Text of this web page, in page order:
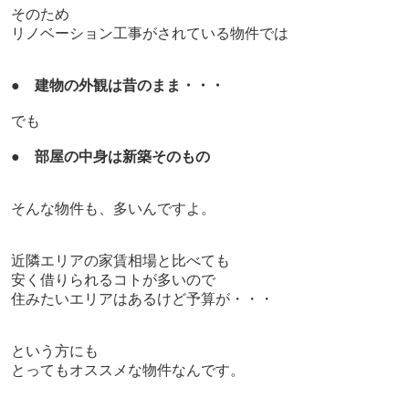
そのため
リノベーション工事がされている物件では
● 建物の外観は昔のまま・・・
でも
● 部屋の中身は新築そのもの
そんな物件も、多いんですよ。
近隣エリアの家賃相場と比べても
安く借りられるコトが多いので
住みたいエリアはあるけど予算が・・・
という方にも
とってもオススメな物件なんです。